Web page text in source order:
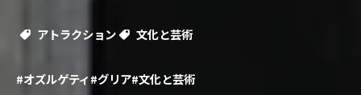
アトラクション 文化と芸術
#オズルゲティ#グリア#文化と芸術